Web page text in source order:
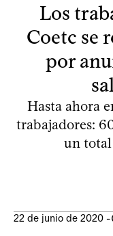
Los
Coetc se
por
Hasta ahora
trabajadores:
un total
22 de junio de 2020 -